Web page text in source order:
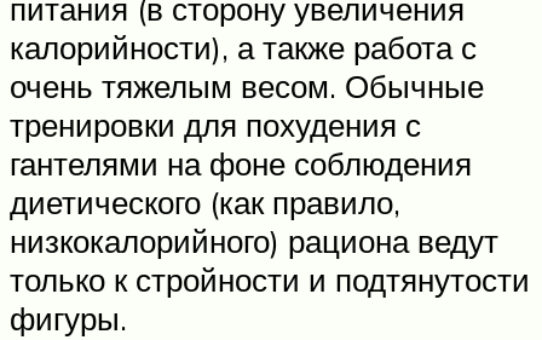
питания (в сторону увеличения
калорийности), а также работа с
очень тяжелым весом. Обычные
тренировки для похудения с
гантелями на фоне соблюдения
диетического (как правило,
низкокалорийного) рациона ведут
только к стройности и подтянутости
фигуры.